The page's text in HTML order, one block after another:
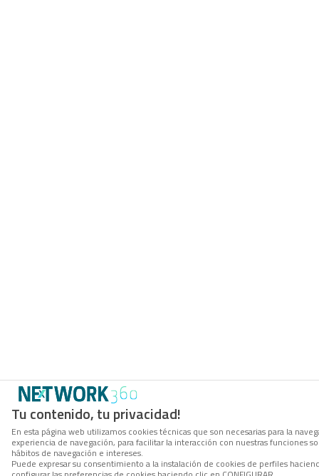
Tu contenido, tu privacidad!
En esta página web utilizamos cookies técnicas que son necesarias para la
experiencia de navegación, para facilitar la interacción con nuestras funciones
hábitos de navegación e intereses.
Puede expresar su consentimiento a la instalación de cookies de perfiles